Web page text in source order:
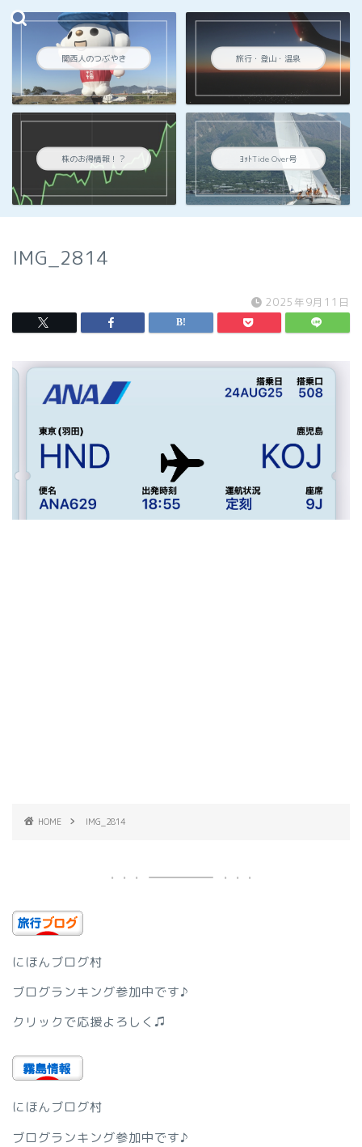
関西人のつぶやき 旅行・登山・温泉
株のお得情報！？ ﾖｯﾄTide Over号
IMG_2814
2025年9月11日
HOME IMG_2814
にほんブログ村
ブログランキング参加中です♪
クリックで応援よろしく♫
にほんブログ村
ブログランキング参加中です♪